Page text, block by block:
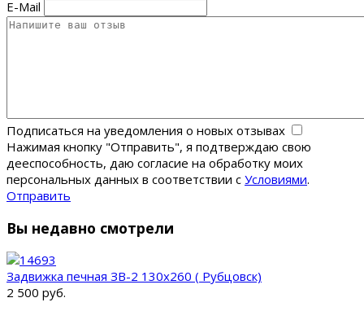
E-Mail
Подписаться на уведомления о новых отзывах
Нажимая кнопку "Отправить", я подтверждаю свою
дееспособность, даю согласие на обработку моих
персональных данных в соответствии с Условиями.
Отправить
Вы недавно смотрели
Задвижка печная ЗВ-2 130х260 ( Рубцовск)
2 500 руб.